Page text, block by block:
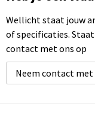
Wellicht staat jouw
of specificaties.
contact met ons op
Neem contact met